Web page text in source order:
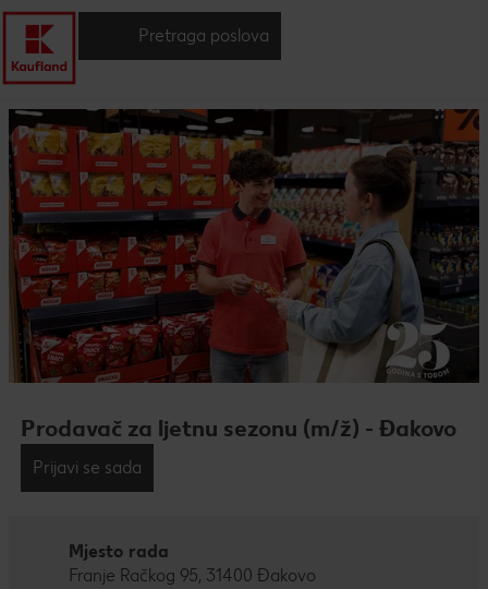
Pretraga poslova
Prodavač za ljetnu sezonu (m/ž) - Đakovo
Prijavi se sada
Mjesto rada
Franje Račkog 95, 31400 Đakovo